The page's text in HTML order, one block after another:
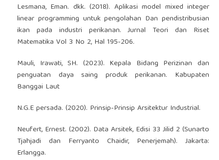
Lesmana, Eman. dkk. (2018). Aplikasi model mixed integer
linear programming untuk pengolahan Dan pendistribusian
ikan pada industri perikanan. Jurnal Teori dan Riset
Matematika Vol 3 No 2, Hal 195-206.
Mauli, Irawati, SH. (2023). Kepala Bidang Perizinan dan
penguatan daya saing produk perikanan. Kabupaten
Banggai Laut
N.G.E persada. (2020). Prinsip-Prinsip Arsitektur Industrial.
Neufert, Ernest. (2002). Data Arsitek, Edisi 33 Jilid 2 (Sunarto
Tjahjadi dan Ferryanto Chaidir, Penerjemah). Jakarta:
Erlangga.